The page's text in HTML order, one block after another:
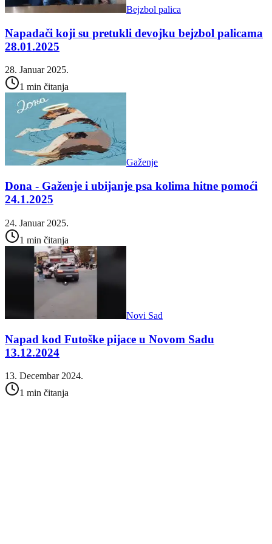
Bejzbol palica
Napadači koji su pretukli devojku bejzbol palicama
28.01.2025
28. Januar 2025.
1 min čitanja
Gaženje
Dona - Gaženje i ubijanje psa kolima hitne pomoći
24.1.2025
24. Januar 2025.
1 min čitanja
Novi Sad
Napad kod Futoške pijace u Novom Sadu
13.12.2024
13. Decembar 2024.
1 min čitanja